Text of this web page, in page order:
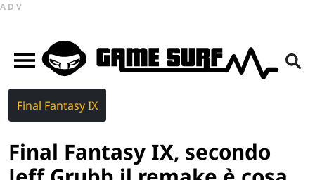
ADV
Final Fantasy IX
Final Fantasy IX, secondo